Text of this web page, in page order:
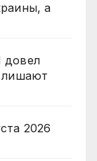
а
довел
лишают
2026